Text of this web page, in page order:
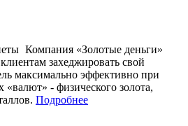
Компания «Золотые деньги»
захеджировать свой
максимально эффективно при
- физического золота,
Подробнее